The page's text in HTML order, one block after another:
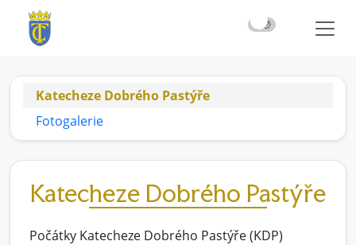
☀️ 🌙
Katecheze Dobrého Pastýře
Fotogalerie
Katecheze Dobrého Pastýře
Počátky Katecheze Dobrého Pastýře (KDP)